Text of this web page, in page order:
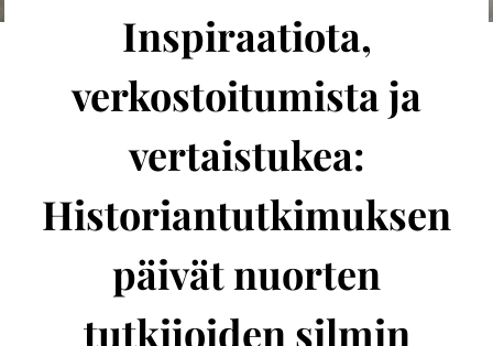
Inspiraatiota,
verkostoitumista ja
vertaistukea:
Historiantutkimuksen
päivät nuorten
tutkijoiden silmin